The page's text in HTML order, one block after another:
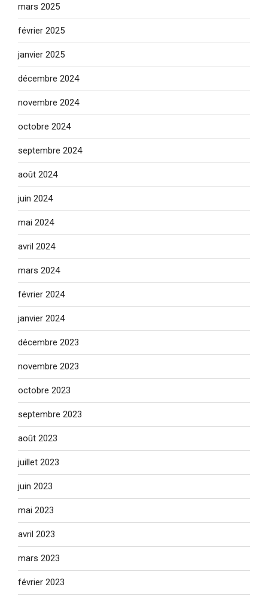
mars 2025
février 2025
janvier 2025
décembre 2024
novembre 2024
octobre 2024
septembre 2024
août 2024
juin 2024
mai 2024
avril 2024
mars 2024
février 2024
janvier 2024
décembre 2023
novembre 2023
octobre 2023
septembre 2023
août 2023
juillet 2023
juin 2023
mai 2023
avril 2023
mars 2023
février 2023